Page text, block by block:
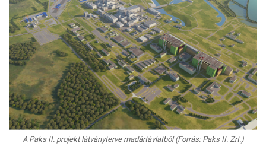
A Paks II. projekt látványterve madártávlatból (Forrás: Paks II. Zrt.)